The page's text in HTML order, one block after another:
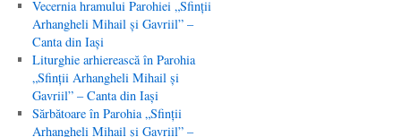
Vecernia hramului Parohiei „Sfinţii
Arhangheli Mihail şi Gavriil” –
Canta din Iaşi
Liturghie arhierească în Parohia
„Sfinţii Arhangheli Mihail şi
Gavriil” – Canta din Iaşi
Sărbătoare în Parohia „Sfinţii
Arhangheli Mihail şi Gavriil” –